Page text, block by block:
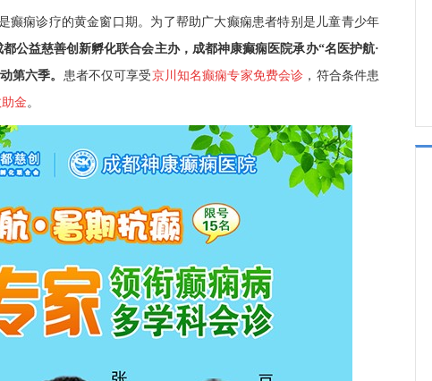
癫痫诊疗的黄金窗口期。为了帮助广大癫痫患者特别是儿童青少年
都公益慈善创新孵化联合会主办， 成都神康癫痫医院承办“名医护航·
第六季。 患者不仅可享受京川知名癫痫专家免费会诊 ，符合条件患
金。